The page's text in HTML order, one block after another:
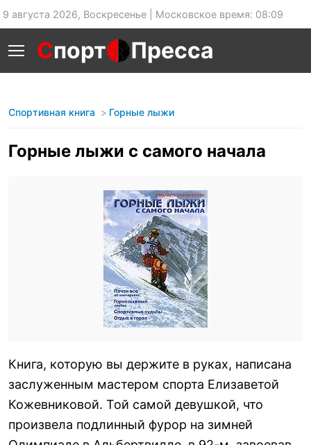
9 августа 2026, Воскресенье | Московское время: 08:09
Спорт Пресса
Спортивная книга Горные лыжи
Горные лыжи с самого начала
Книга, которую вы держите в руках, написана
заслуженным мастером спорта Елизаветой
Кожевниковой. Той самой девушкой, что
произвела подлинный фурор на зимней